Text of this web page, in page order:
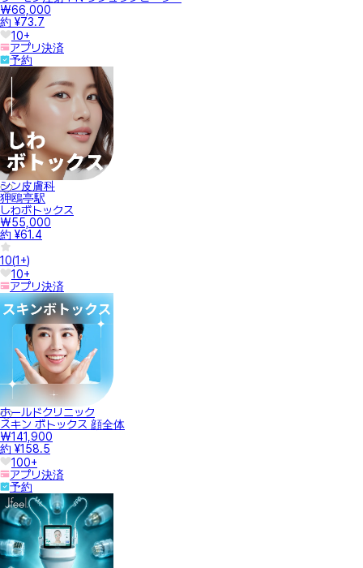
₩66,000
約 ¥73.7
10+
アプリ決済
予約
シン皮膚科
狎鴎亭駅
しわボトックス
₩55,000
約 ¥61.4
10(1+)
10+
アプリ決済
ホールドクリニック
スキン ボトックス 顔全体
₩141,900
約 ¥158.5
100+
アプリ決済
予約